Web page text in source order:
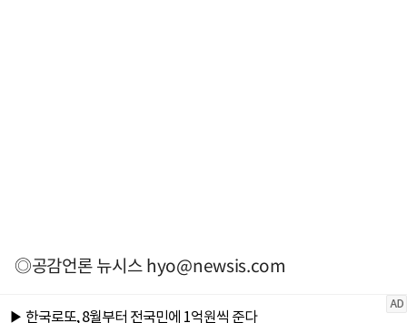
◎공감언론 뉴시스hyo@newsis.com